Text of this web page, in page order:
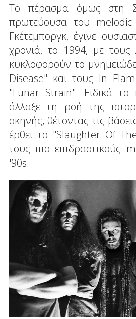
Το πέρασμα όμως στη
πρωτεύουσα του
Γκέτεμποργκ, έγινε
χρονιά, το 1994, με
κυκλοφορούν το
Disease" και τους In
"Lunar Strain". Ειδικά
άλλαξε τη ροή της
σκηνής, θέτοντας τις
έρθει το "Slaughter Of
τους πιο επιδραστικούς
'90s.